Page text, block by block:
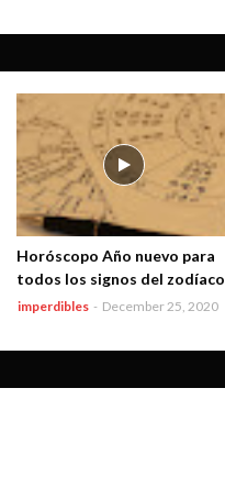
Horóscopo Año nuevo para
todos los signos del zodíaco
imperdibles - December 25, 2020